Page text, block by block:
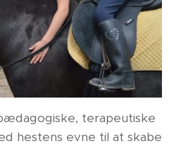
terapeutiske
hestens evne til at skabe